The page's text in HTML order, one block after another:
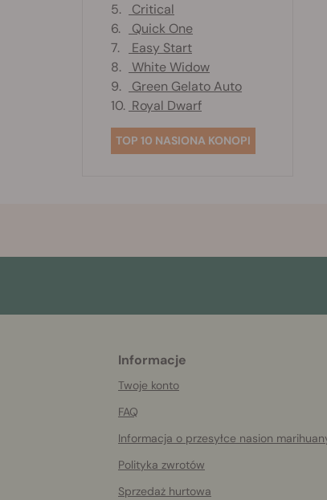
5.
Critical
6.
Quick One
7.
Easy Start
8.
White Widow
9.
Green Gelato Auto
10. Royal Dwarf
TOP 10 NASIONA KONOPI
Informacje
Twoje konto
FAQ
Informacja o przesyłce nasion
Polityka zwrotów
Sprzedaż hurtowa